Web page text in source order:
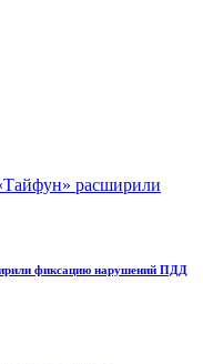
фиксацию нарушений ПДД